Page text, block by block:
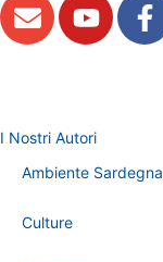
I Nostri Autori
Ambiente Sardegna
Culture